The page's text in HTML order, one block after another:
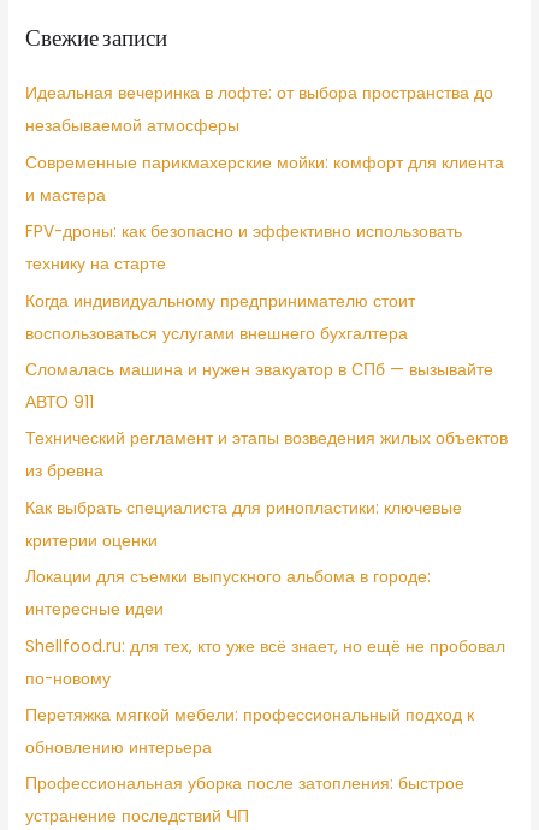
Свежие записи
Идеальная вечеринка в лофте: от выбора пространства до
незабываемой атмосферы
Современные парикмахерские мойки: комфорт для клиента
и мастера
FPV-дроны: как безопасно и эффективно использовать
технику на старте
Когда индивидуальному предпринимателю стоит
воспользоваться услугами внешнего бухгалтера
Сломалась машина и нужен эвакуатор в СПб — вызывайте
АВТО 911
Технический регламент и этапы возведения жилых объектов
из бревна
Как выбрать специалиста для ринопластики: ключевые
критерии оценки
Локации для съемки выпускного альбома в городе:
интересные идеи
Shellfood.ru: для тех, кто уже всё знает, но ещё не пробовал
по-новому
Перетяжка мягкой мебели: профессиональный подход к
обновлению интерьера
Профессиональная уборка после затопления: быстрое
устранение последствий ЧП